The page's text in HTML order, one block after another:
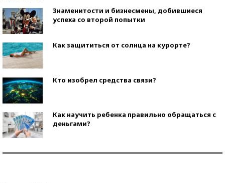
Знаменитости и бизнесмены, добившиеся
успеха со второй попытки
Как защититься от солнца на курорте?
Кто изобрел средства связи?
Как научить ребенка правильно обращаться с
деньгами?